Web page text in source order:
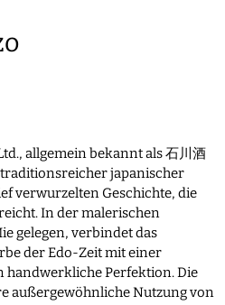
allgemein bekannt als 石川酒
traditionsreicher japanischer
verwurzelten Geschichte, die
In der malerischen
gelegen, verbindet das
der Edo-Zeit mit einer
handwerkliche Perfektion. Die
außergewöhnliche Nutzung von